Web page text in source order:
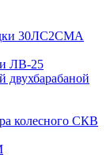
30ЛС2СМА
ЛВ-25
колесного СКВ